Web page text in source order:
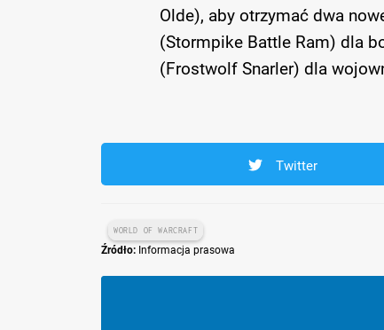
Olde), aby otrzymać dwa
(Stormpike Battle Ram) dla
(Frostwolf Snarler) dla
Twitter
WORLD OF WARCRAFT
Źródło: Informacja prasowa